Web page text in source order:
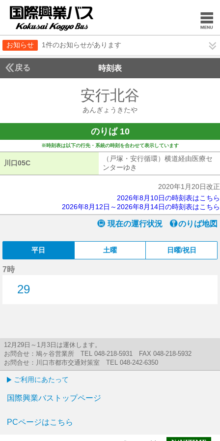
お知らせ 1件のお知らせがあります
戻る 時刻表
安行北谷
あんぎょうきたや
のりば 10
※時刻表は以下の行先・系統の時刻を合わせて表示しています
川口05C
（戸塚・安行循環）横道経由医療セ
ンターゆき
2020年1月20日改正
2026年8月10日の時刻表はこちら
2026年8月12日～2026年8月14日の時刻表はこちら
現在の運行状況 のりば地図
平日 土曜 日曜/祝日
7時
29
12月29日～1月3日は運休します。
お問合せ：鳩ヶ谷営業所 TEL 048-218-5931 FAX 048-218-5932
お問合せ：川口市都市交通対策室 TEL 048-242-6350
ご利用にあたって
国際興業バストップページ
PCページはこちら